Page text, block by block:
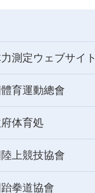
測定ウェブサイト
育運動總會
体育処
上競技協會
拳道協會